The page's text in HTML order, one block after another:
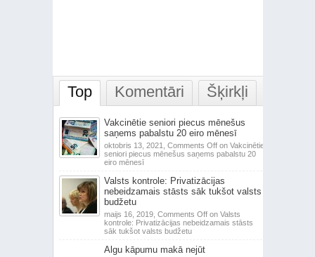
Top Komentāri Šķirkļi
Vakcinētie seniori piecus mēnešus
saņems pabalstu 20 eiro mēnesī
oktobris 13, 2021, Comments Offon Vakcinētie
seniori piecus mēnešus saņems pabalstu 20
eiro mēnesī
Valsts kontrole: Privatizācijas
nebeidzamais stāsts sāk tukšot valsts
budžetu
maijs 16, 2019, Comments Offon Valsts
kontrole: Privatizācijas nebeidzamais stāsts
sāk tukšot valsts budžetu
Algu kāpumu makā nejūt